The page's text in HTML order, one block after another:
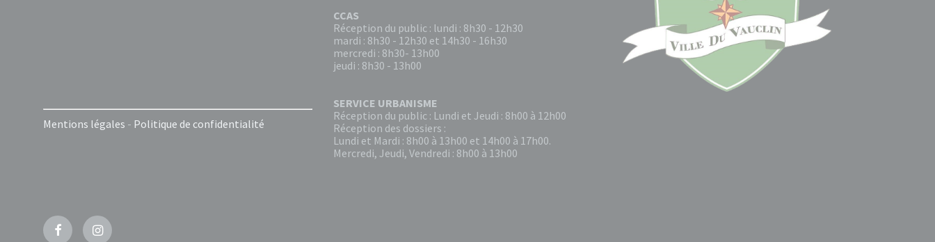
Mentions légales - Politique de confidentialité
CCAS
Réception du public : lundi : 8h30 - 12h30
mardi : 8h30 - 12h30 et 14h30 - 16h30
mercredi : 8h30- 13h00
jeudi : 8h30 - 13h00
SERVICE URBANISME
Réception du public : Lundi et Jeudi : 8h00 à 12h00
Réception des dossiers :
Lundi et Mardi : 8h00 à 13h00 et 14h00 à 17h00.
Mercredi, Jeudi, Vendredi : 8h00 à 13h00
FacebookInstagram